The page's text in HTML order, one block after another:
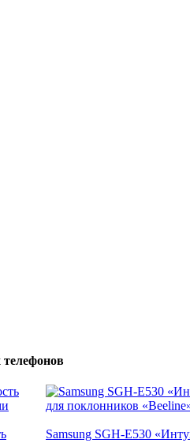
Samsung SGH-E530